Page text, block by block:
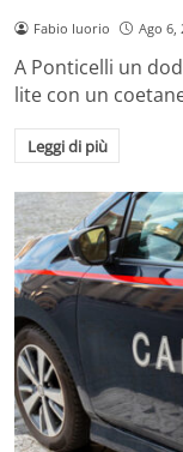
Fabio Iuorio Ago 6,
A Ponticelli un
lite con un
Leggi di più